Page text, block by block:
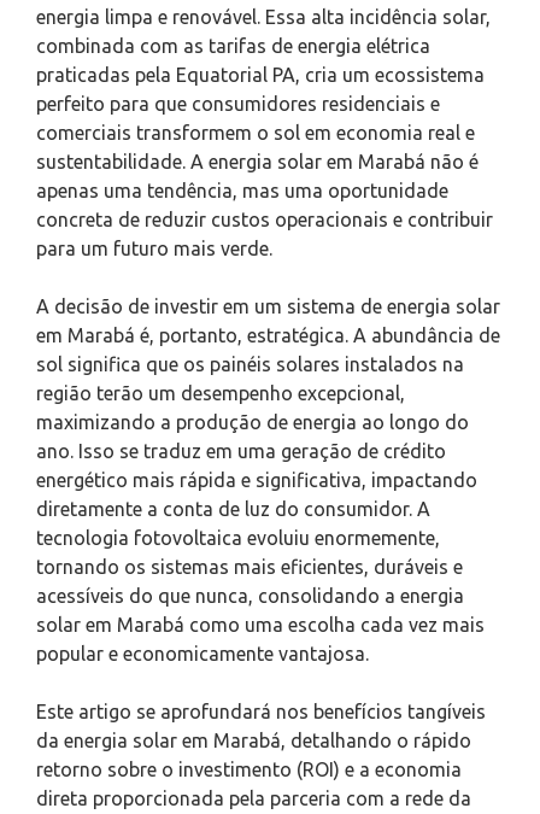
energia limpa e renovável. Essa alta incidência solar,
combinada com as tarifas de energia elétrica
praticadas pela Equatorial PA, cria um ecossistema
perfeito para que consumidores residenciais e
comerciais transformem o sol em economia real e
sustentabilidade. A energia solar em Marabá não é
apenas uma tendência, mas uma oportunidade
concreta de reduzir custos operacionais e contribuir
para um futuro mais verde.
A decisão de investir em um sistema de energia solar
em Marabá é, portanto, estratégica. A abundância de
sol significa que os painéis solares instalados na
região terão um desempenho excepcional,
maximizando a produção de energia ao longo do
ano. Isso se traduz em uma geração de crédito
energético mais rápida e significativa, impactando
diretamente a conta de luz do consumidor. A
tecnologia fotovoltaica evoluiu enormemente,
tornando os sistemas mais eficientes, duráveis e
acessíveis do que nunca, consolidando a energia
solar em Marabá como uma escolha cada vez mais
popular e economicamente vantajosa.
Este artigo se aprofundará nos benefícios tangíveis
da energia solar em Marabá, detalhando o rápido
retorno sobre o investimento (ROI) e a economia
direta proporcionada pela parceria com a rede da